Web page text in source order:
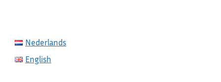
Nederlands
English